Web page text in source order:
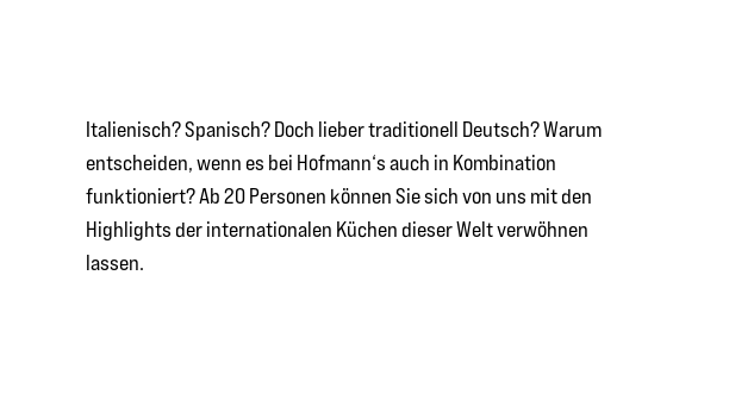
Italienisch? Spanisch? Doch lieber traditionell Deutsch? Warum
entscheiden, wenn es bei Hofmann‘s auch in Kombination
funktioniert? Ab 20 Personen können Sie sich von uns mit den
Highlights der internationalen Küchen dieser Welt verwöhnen
lassen.